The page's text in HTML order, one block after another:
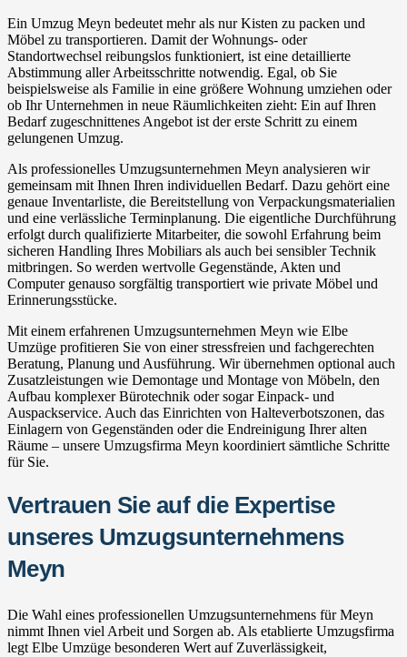
Ein Umzug Meyn bedeutet mehr als nur Kisten zu packen und
Möbel zu transportieren. Damit der Wohnungs- oder
Standortwechsel reibungslos funktioniert, ist eine detaillierte
Abstimmung aller Arbeitsschritte notwendig. Egal, ob Sie
beispielsweise als Familie in eine größere Wohnung umziehen oder
ob Ihr Unternehmen in neue Räumlichkeiten zieht: Ein auf Ihren
Bedarf zugeschnittenes Angebot ist der erste Schritt zu einem
gelungenen Umzug.
Als professionelles Umzugsunternehmen Meyn analysieren wir
gemeinsam mit Ihnen Ihren individuellen Bedarf. Dazu gehört eine
genaue Inventarliste, die Bereitstellung von Verpackungsmaterialien
und eine verlässliche Terminplanung. Die eigentliche Durchführung
erfolgt durch qualifizierte Mitarbeiter, die sowohl Erfahrung beim
sicheren Handling Ihres Mobiliars als auch bei sensibler Technik
mitbringen. So werden wertvolle Gegenstände, Akten und
Computer genauso sorgfältig transportiert wie private Möbel und
Erinnerungsstücke.
Mit einem erfahrenen Umzugsunternehmen Meyn wie Elbe
Umzüge profitieren Sie von einer stressfreien und fachgerechten
Beratung, Planung und Ausführung. Wir übernehmen optional auch
Zusatzleistungen wie Demontage und Montage von Möbeln, den
Aufbau komplexer Bürotechnik oder sogar Einpack- und
Auspackservice. Auch das Einrichten von Halteverbotszonen, das
Einlagern von Gegenständen oder die Endreinigung Ihrer alten
Räume – unsere Umzugsfirma Meyn koordiniert sämtliche Schritte
für Sie.
Vertrauen Sie auf die Expertise
unseres Umzugsunternehmens
Meyn
Die Wahl eines professionellen Umzugsunternehmens für Meyn
nimmt Ihnen viel Arbeit und Sorgen ab. Als etablierte Umzugsfirma
legt Elbe Umzüge besonderen Wert auf Zuverlässigkeit,